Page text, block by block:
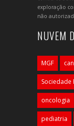
exploração
não
NUVEM
MGF
Sociedade
oncologia
pediatria